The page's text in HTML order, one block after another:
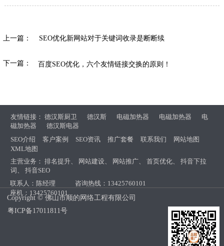
上一篇： SEO优化新网站对于关键词收录是断断续
下一篇： 百度SEO优化，六个友情链接交换的原则！
友情链接：德汉斯厨卫 德汉斯 电磁加热器 电磁加热器
电
磁加热器
德汉斯电器
SEO介绍
客户案例 SEO资讯 推广套餐 联系我们
网站地图
XML地图
主营业务：排名提升、 网站建设、 网站推广、首页优化、抖音下拉
词 、抖音SEO
联系人：陈经理
咨询热线：13425760101
座机：13425760101
Copyright © 佛山市顺的网络工程有限公司
粤ICP备17011811号